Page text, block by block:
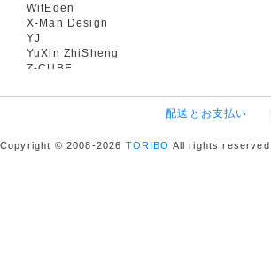
WitEden
X-Man Design
YJ
YuXin ZhiSheng
Z-CUBE
配送とお支払い
Copyright © 2008-2026 TORIBO All rights reserved.